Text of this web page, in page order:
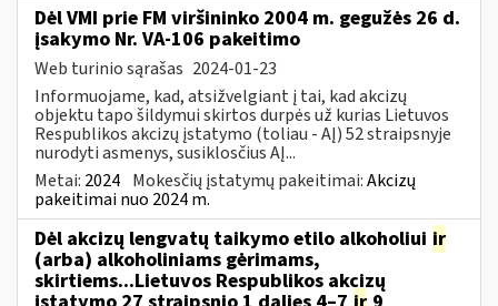
Dėl VMI prie FM viršininko 2004 m. gegužės 26 d.
įsakymo Nr. VA-106 pakeitimo
Web turinio sąrašas 2024-01-23
Informuojame, kad, atsižvelgiant į tai, kad akcizų
objektu tapo šildymui skirtos durpės už kurias Lietuvos
Respublikos akcizų įstatymo (toliau - AĮ) 52 straipsnyje
nurodyti asmenys, susiklosčius AĮ...
Metai: 2024 Mokesčių įstatymų pakeitimai:Akcizų
pakeitimai nuo 2024 m.
Dėl akcizų lengvatų taikymo etilo alkoholiui ir
(arba) alkoholiniams gėrimams,
skirtiems...Lietuvos Respublikos akcizų